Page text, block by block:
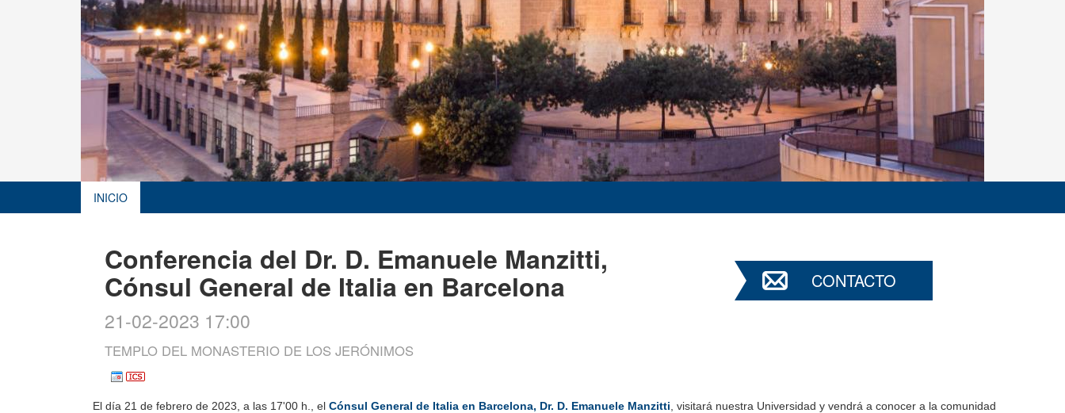
INICIO
Conferencia del Dr. D. Emanuele Manzitti,
Cónsul General de Italia en Barcelona
21-02-2023 17:00
TEMPLO DEL MONASTERIO DE LOS JERÓNIMOS
CONTACTO
El día 21 de febrero de 2023, a las 17'00 h., el Cónsul General de Italia en Barcelona, Dr. D. Emanuele Manzitti , visitará nuestra Universidad y vendrá a conocer a la comunidad